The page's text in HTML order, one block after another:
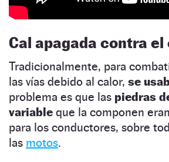
Cal apagada contra
Tradicionalmente, para
las vías debido al calor, se
problema es que las piedras
variable que la componen
para los conductores, sobre
las motos.